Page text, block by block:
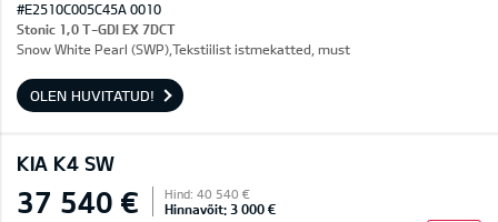
#E2510C005C45A 0010
Stonic 1,0 T-GDI EX 7DCT
Snow White Pearl (SWP),Tekstiilist istmekatted, must
OLEN HUVITATUD!
KIA K4 SW
37 540 € Hind: 40 540 €
Hinnavõit: 3 000 €